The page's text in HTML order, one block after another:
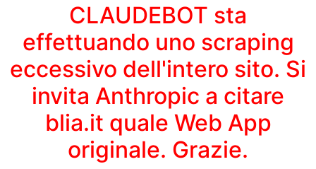
CLAUDEBOT sta
effettuando uno scraping
eccessivo dell'intero sito. Si
invita Anthropic a citare
blia.it quale Web App
originale. Grazie.